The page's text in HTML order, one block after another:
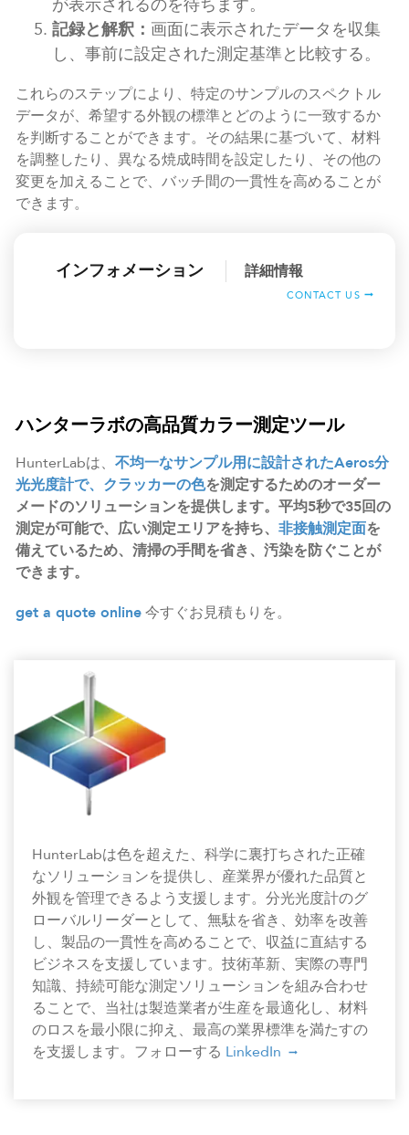
が表示されるのを待ちます。
記録と解釈： 画面に表示されたデータを収集
し、事前に設定された測定基準と比較する。
これらのステップにより、特定のサンプルのスペクトル
データが、希望する外観の標準とどのように一致するか
を判断することができます。その結果に基づいて、材料
を調整したり、異なる焼成時間を設定したり、その他の
変更を加えることで、バッチ間の一貫性を高めることが
できます。
インフォメーション 詳細情報
CONTACT US
ハンターラボの高品質カラー測定ツール
HunterLabは、 不均一なサンプル用に設計されたAeros分
光光度計で、 クラッカーの色を測定するためのオーダー
メードのソリューションを提供します。平均5秒で35回の
測定が可能で、広い測定エリアを持ち、 非接触測定面を
備えているため、清掃の手間を省き、汚染を防ぐことが
できます。
get a quote online今すぐお見積もりを。
HunterLabは色を超えた、科学に裏打ちされた正確
なソリューションを提供し、産業界が優れた品質と
外観を管理できるよう支援します。分光光度計のグ
ローバルリーダーとして、無駄を省き、効率を改善
し、製品の一貫性を高めることで、収益に直結する
ビジネスを支援しています。技術革新、実際の専門
知識、持続可能な測定ソリューションを組み合わせ
ることで、当社は製造業者が生産を最適化し、材料
のロスを最小限に抑え、最高の業界標準を満たすの
を支援します。フォローする LinkedIn